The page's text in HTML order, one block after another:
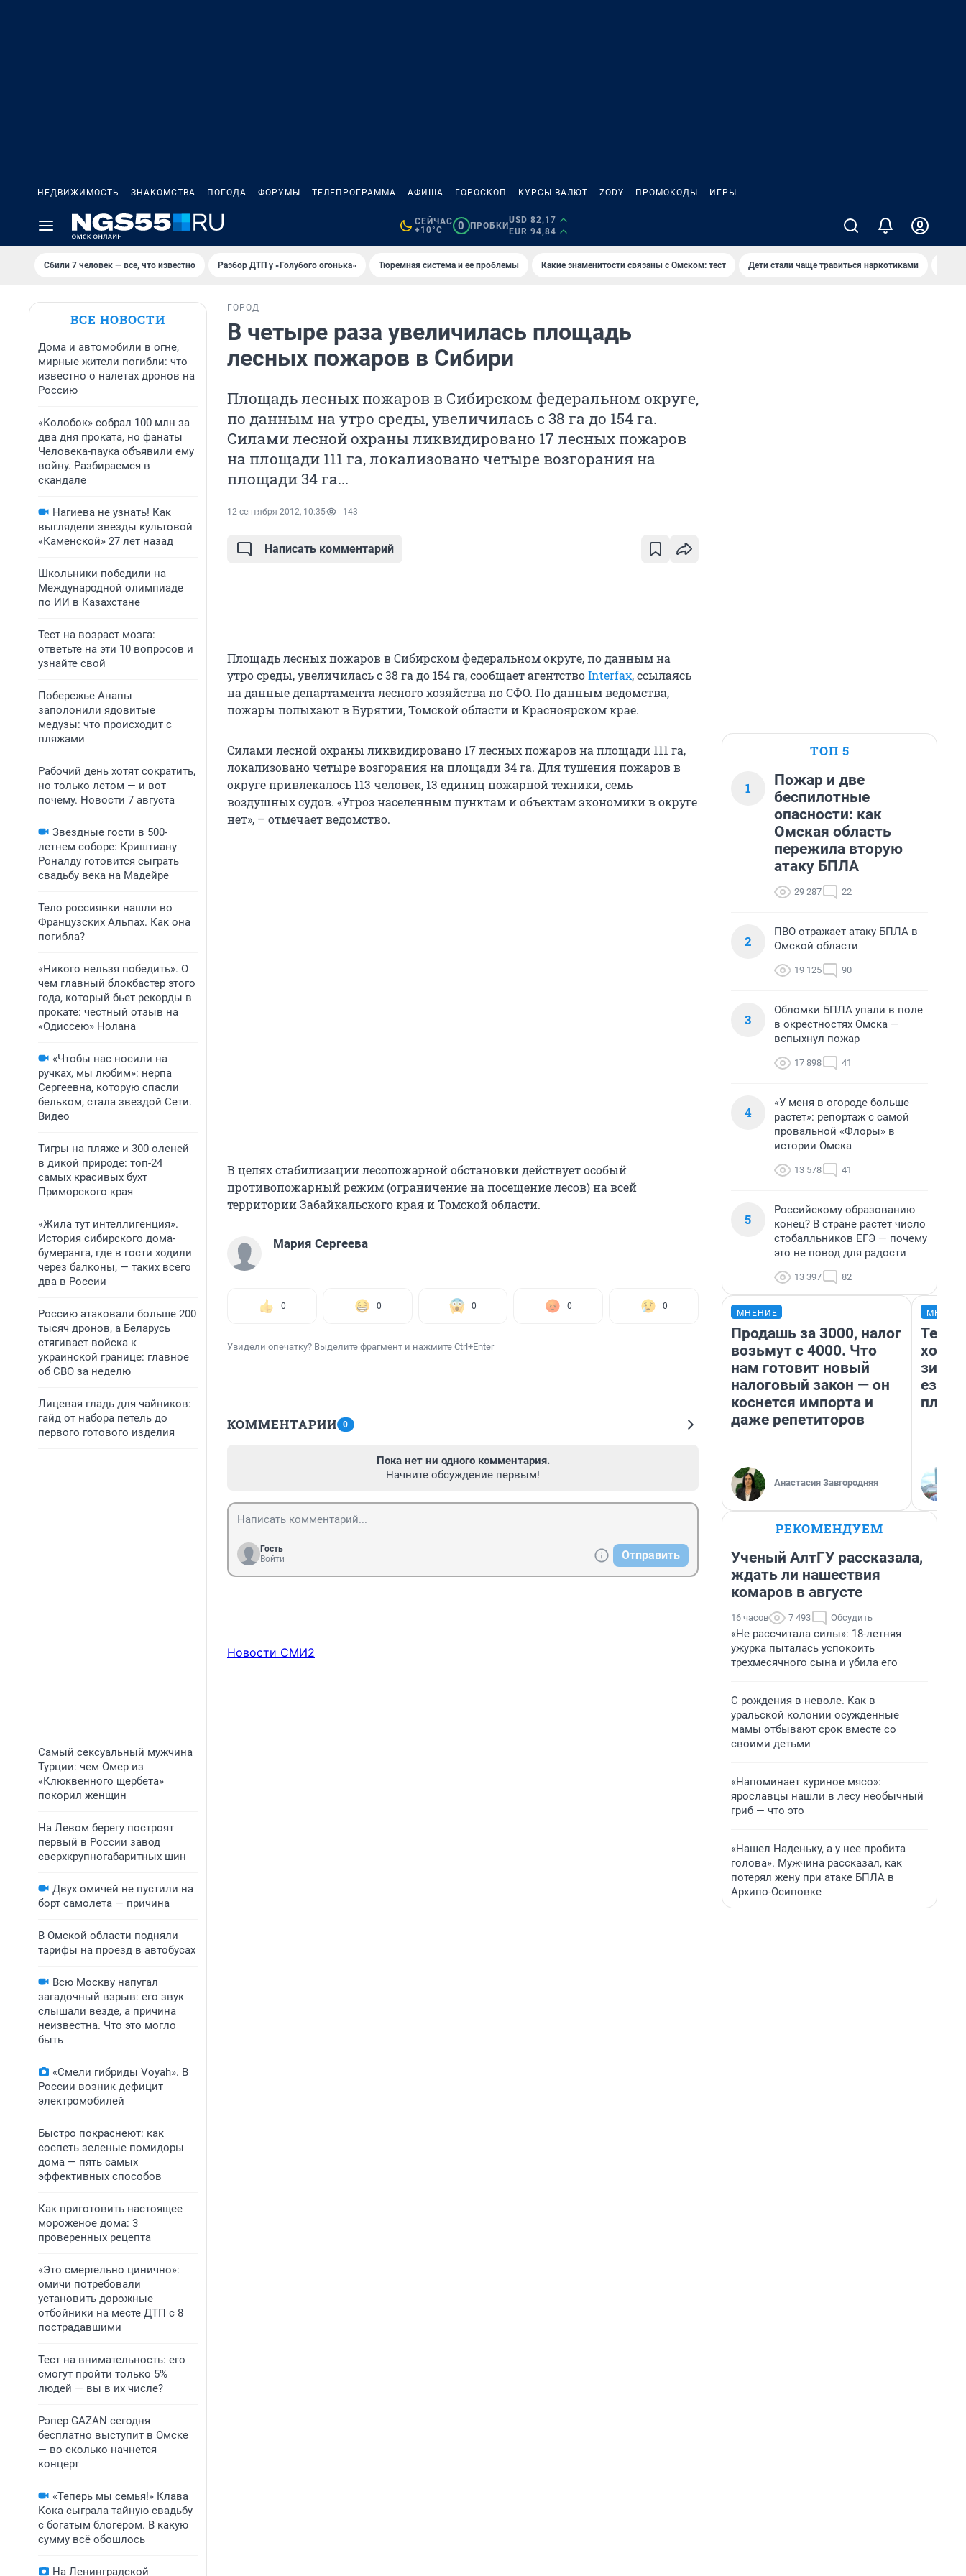
НЕДВИЖИМОСТЬ ЗНАКОМСТВА ПОГОДА ФОРУМЫ ТЕЛЕПРОГРАММА АФИША ГОРОСКОП КУРСЫ ВАЛЮТ ZODY ПРОМОКОДЫ ИГРЫ
СЕЙЧАС
+10°C
0 ПРОБКИ
USD 82,17
EUR 94,84
Сбили 7 человек — все, что известно Разбор ДТП у «Голубого огонька» Тюремная система и ее проблемы Какие знаменитости связаны с Омском: тест Дети стали чаще травиться наркотиками
ВСЕ НОВОСТИ
Дома и автомобили в огне,
мирные жители погибли: что
известно о налетах дронов на
Россию
«Колобок» собрал 100 млн за
два дня проката, но фанаты
Человека-паука объявили ему
войну. Разбираемся в
скандале
Нагиева не узнать! Как
выглядели звезды культовой
«Каменской» 27 лет назад
Школьники победили на
Международной олимпиаде
по ИИ в Казахстане
Тест на возраст мозга:
ответьте на эти 10 вопросов и
узнайте свой
Побережье Анапы
заполонили ядовитые
медузы: что происходит с
пляжами
Рабочий день хотят сократить,
но только летом — и вот
почему. Новости 7 августа
Звездные гости в 500-
летнем соборе: Криштиану
Роналду готовится сыграть
свадьбу века на Мадейре
Тело россиянки нашли во
Французских Альпах. Как она
погибла?
«Никого нельзя победить». О
чем главный блокбастер этого
года, который бьет рекорды в
прокате: честный отзыв на
«Одиссею» Нолана
«Чтобы нас носили на
ручках, мы любим»: нерпа
Сергеевна, которую спасли
бельком, стала звездой Сети.
Видео
Тигры на пляже и 300 оленей
в дикой природе: топ-24
самых красивых бухт
Приморского края
«Жила тут интеллигенция».
История сибирского дома-
бумеранга, где в гости ходили
через балконы, — таких всего
два в России
Россию атаковали больше 200
тысяч дронов, а Беларусь
стягивает войска к
украинской границе: главное
об СВО за неделю
Лицевая гладь для чайников:
гайд от набора петель до
первого готового изделия
Самый сексуальный мужчина
Турции: чем Омер из
«Клюквенного щербета»
покорил женщин
На Левом берегу построят
первый в России завод
сверхкрупногабаритных шин
Двух омичей не пустили на
борт самолета — причина
В Омской области подняли
тарифы на проезд в автобусах
Всю Москву напугал
загадочный взрыв: его звук
слышали везде, а причина
неизвестна. Что это могло
быть
«Смели гибриды Voyah». В
России возник дефицит
электромобилей
Быстро покраснеют: как
соспеть зеленые помидоры
дома — пять самых
эффективных способов
Как приготовить настоящее
мороженое дома: 3
проверенных рецепта
«Это смертельно цинично»:
омичи потребовали
установить дорожные
отбойники на месте ДТП с 8
пострадавшими
Тест на внимательность: его
смогут пройти только 5%
людей — вы в их числе?
Рэпер GAZAN сегодня
бесплатно выступит в Омске
— во сколько начнется
концерт
«Теперь мы семья!» Клава
Кока сыграла тайную свадьбу
с богатым блогером. В какую
сумму всё обошлось
На Ленинградской
ГОРОД
В четыре раза увеличилась площадь
лесных пожаров в Сибири
Площадь лесных пожаров в Сибирском федеральном округе,
по данным на утро среды, увеличилась с 38 га до 154 га.
Силами лесной охраны ликвидировано 17 лесных пожаров
на площади 111 га, локализовано четыре возгорания на
площади 34 га...
12 сентября 2012, 10:35 143
Написать комментарий
Площадь лесных пожаров в Сибирском федеральном округе, по данным на
утро среды, увеличилась с 38 га до 154 га, сообщает агентствоInterfax, ссылаясь
на данные департамента лесного хозяйства по СФО. По данным ведомства,
пожары полыхают в Бурятии, Томской области и Красноярском крае.
Силами лесной охраны ликвидировано 17 лесных пожаров на площади 111 га,
локализовано четыре возгорания на площади 34 га. Для тушения пожаров в
округе привлекалось 113 человек, 13 единиц пожарной техники, семь
воздушных судов. «Угроз населенным пунктам и объектам экономики в округе
нет», – отмечает ведомство.
В целях стабилизации лесопожарной обстановки действует особый
противопожарный режим (ограничение на посещение лесов) на всей
территории Забайкальского края и Томской области.
Мария Сергеева
0 0 0 0 0
Увидели опечатку? Выделите фрагмент и нажмите Ctrl+Enter
КОММЕНТАРИИ 0
Пока нет ни одного комментария.
Начните обсуждение первым!
Гость
Войти
Отправить
Новости СМИ2
ТОП 5
1
Пожар и две
беспилотные
опасности: как
Омская область
пережила вторую
атаку БПЛА
29 287 22
2
ПВО отражает атаку БПЛА в
Омской области
19 125 90
3
Обломки БПЛА упали в поле
в окрестностях Омска —
вспыхнул пожар
17 898 41
4
«У меня в огороде больше
растет»: репортаж с самой
провальной «Флоры» в
истории Омска
13 578 41
5
Российскому образованию
конец? В стране растет число
стобалльников ЕГЭ — почему
это не повод для радости
13 397 82
МНЕНИЕ
Продашь за 3000, налог
возьмут с 4000. Что
нам готовит новый
налоговый закон — он
коснется импорта и
даже репетиторов
Анастасия Завгородняя
ездит
РЕКОМЕНДУЕМ
Ученый АлтГУ рассказала,
ждать ли нашествия
комаров в августе
16 часов 7 493 Обсудить
«Не рассчитала силы»: 18-летняя
ужурка пыталась успокоить
трехмесячного сына и убила его
С рождения в неволе. Как в
уральской колонии осужденные
мамы отбывают срок вместе со
своими детьми
«Напоминает куриное мясо»:
ярославцы нашли в лесу необычный
гриб — что это
«Нашел Наденьку, а у нее пробита
голова». Мужчина рассказал, как
потерял жену при атаке БПЛА в
Архипо-Осиповке